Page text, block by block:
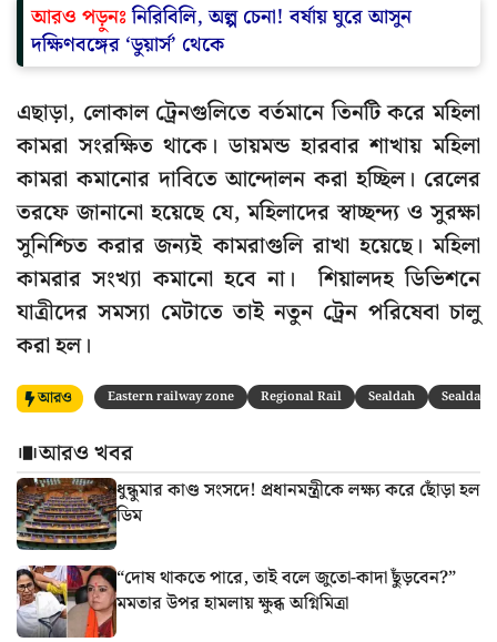
আরও পড়ুনঃনিরিবিলি, অল্প চেনা! বর্ষায় ঘুরে আসুন
দক্ষিণবঙ্গের ‘ডুয়ার্স’ থেকে
এছাড়া, লোকাল ট্রেনগুলিতে বর্তমানে তিনটি করে মহিলা
কামরা সংরক্ষিত থাকে। ডায়মন্ড হারবার শাখায় মহিলা
কামরা কমানোর দাবিতে আন্দোলন করা হচ্ছিল। রেলের
তরফে জানানো হয়েছে যে, মহিলাদের স্বাচ্ছন্দ্য ও সুরক্ষা
সুনিশ্চিত করার জন্যই কামরাগুলি রাখা হয়েছে। মহিলা
কামরার সংখ্যা কমানো হবে না। শিয়ালদহ ডিভিশনে
যাত্রীদের সমস্যা মেটাতে তাই নতুন ট্রেন পরিষেবা চালু
করা হল।
আরও Eastern railway zone Regional Rail Sealdah Sealdah
আরও খবর
ধুন্ধুমার কাণ্ড সংসদে! প্রধানমন্ত্রীকে লক্ষ্য করে ছোঁড়া হল
ডিম
“দোষ থাকতে পারে, তাই বলে জুতো-কাদা ছুঁড়বেন?”
মমতার উপর হামলায় ক্ষুব্ধ অগ্নিমিত্রা